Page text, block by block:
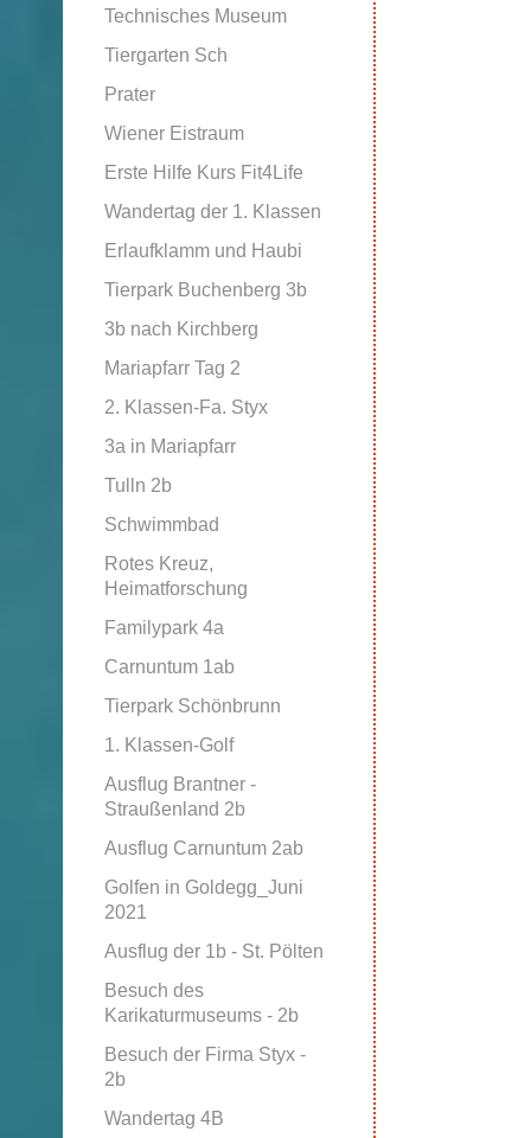
Technisches Museum
Tiergarten Sch
Prater
Wiener Eistraum
Erste Hilfe Kurs Fit4Life
Wandertag der 1. Klassen
Erlaufklamm und Haubi
Tierpark Buchenberg 3b
3b nach Kirchberg
Mariapfarr Tag 2
2. Klassen-Fa. Styx
3a in Mariapfarr
Tulln 2b
Schwimmbad
Rotes Kreuz,
Heimatforschung
Familypark 4a
Carnuntum 1ab
Tierpark Schönbrunn
1. Klassen-Golf
Ausflug Brantner -
Straußenland 2b
Ausflug Carnuntum 2ab
Golfen in Goldegg_Juni
2021
Ausflug der 1b - St. Pölten
Besuch des
Karikaturmuseums - 2b
Besuch der Firma Styx -
2b
Wandertag 4B